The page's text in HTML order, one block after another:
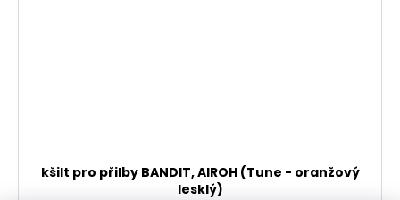
kšilt pro přilby BANDIT, AIROH (Tune - oranžový
lesklý)